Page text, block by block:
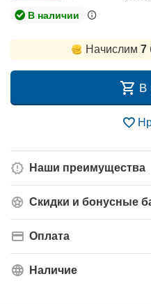
В наличии
Начислим 7
В
Наши преимущества
Скидки и бонусные
Оплата
Наличие